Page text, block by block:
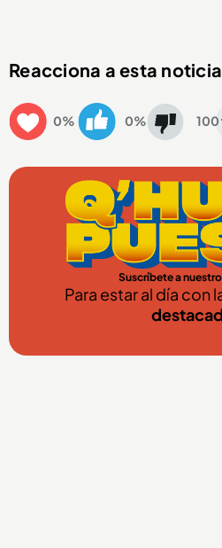
Reacciona a esta
0% 0% 100
Suscríbete a
Para estar al día con